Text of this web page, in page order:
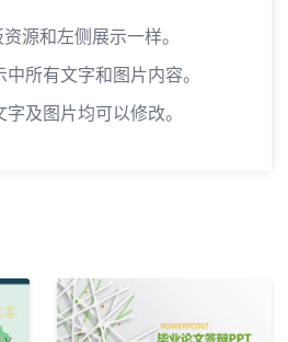
源和左侧展示一样。
所有文字和图片内容。
及图片均可以修改。